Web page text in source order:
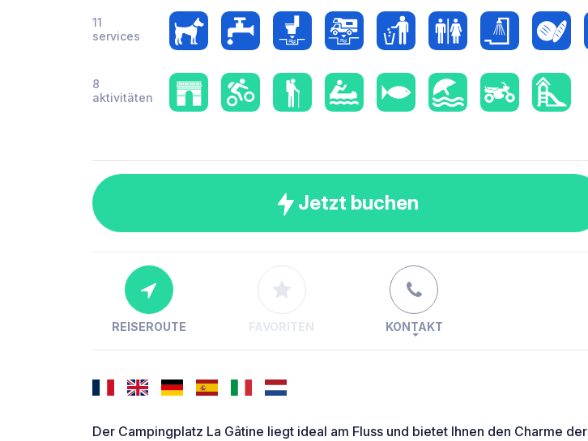
11
services
8
aktivitäten
Jetzt buchen
REISEROUTE FAVORITEN KONTAKT
Der Campingplatz La Gâtine liegt ideal am Fluss und bietet Ihnen den Charme der